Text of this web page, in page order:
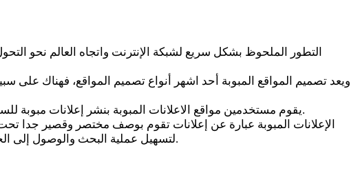
التطور الملحوظ بشكل سريع لشبكة الإنترنت واتجاه العالم نحو
ويعد تصميم المواقع المبوبة أحد اشهر أنواع تصميم المواقع، فهناك على
يقوم مستخدمين مواقع الاعلانات المبوبة بنشر إعلانات مبوبة للسلع والمنتجات التى يبيعونها مثل العقارات والأراضى والأداوات المنزلية والحدائق والخدمات سواء كانت جديدة أو مستعملة.
الإعلانات المبوبة عبارة عن إعلانات تقوم بوصف مختصر وقصير جدا
لتسهيل عملية البحث والوصول إلى الخدمات أو المنتجات على العملاء. ولا يتم ذلك إلا من خلال تصميم المواقع المبوبة المصممة بجاذبية التي تجذب العملاء إليها.